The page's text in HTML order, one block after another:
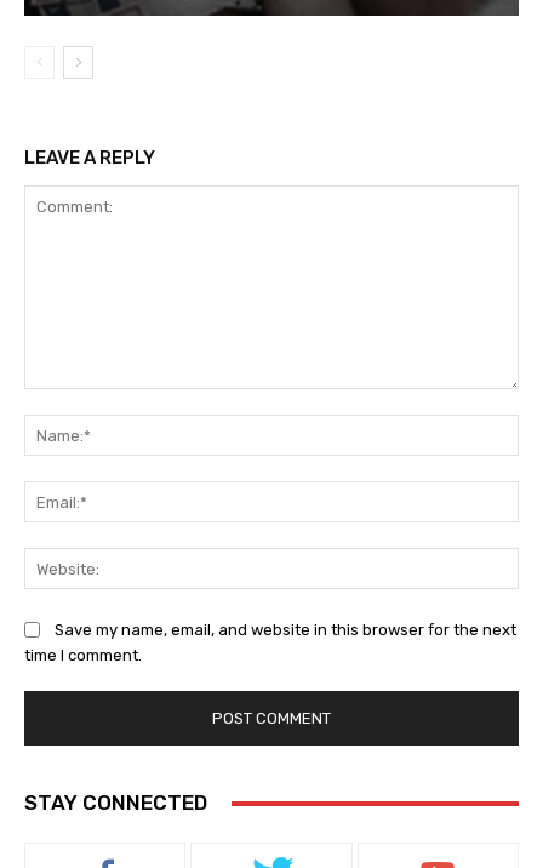
LEAVE A REPLY
Save my name, email, and website in this browser for the next
time I comment.
STAY CONNECTED